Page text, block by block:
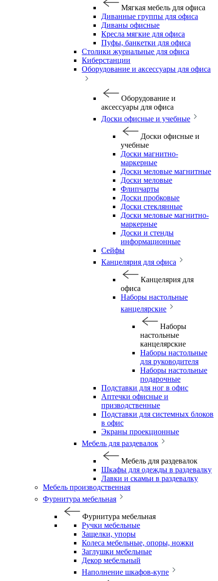
Мягкая мебель для офиса
Диванные группы для офиса
Диваны офисные
Кресла мягкие для офиса
Пуфы, банкетки для офиса
Столики журнальные для офиса
Киберстанции
Оборудование и аксессуары для офиса
Оборудование и
аксессуары для офиса
Доски офисные и учебные
Доски офисные и
учебные
Доски магнитно-
маркерные
Доски меловые магнитные
Доски меловые
Флипчарты
Доски пробковые
Доски стеклянные
Доски меловые магнитно-
маркерные
Доски и стенды
информационные
Сейфы
Канцелярия для офиса
Канцелярия для
офиса
Наборы настольные
канцелярские
Наборы
настольные
канцелярские
Наборы настольные
для руководителя
Наборы настольные
подарочные
Подставки для ног в офис
Аптечки офисные и
призводственные
Подставки для системных блоков
в офис
Экраны проекционные
Мебель для раздевалок
Мебель для раздевалок
Шкафы для одежды в раздевалку
Лавки и скамьи в раздевалку
Мебель производственная
Фурнитура мебельная
Фурнитура мебельная
Ручки мебельные
Защелки, упоры
Колеса мебельные, опоры, ножки
Заглушки мебельные
Декор мебельный
Наполнение шкафов-купе